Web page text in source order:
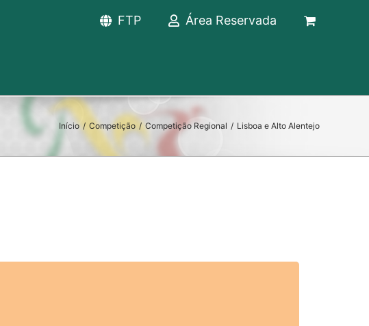
FTP Área Reservada
Início / Competição / Competição Regional / Lisboa e Alto Alentejo